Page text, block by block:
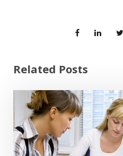
Related Posts